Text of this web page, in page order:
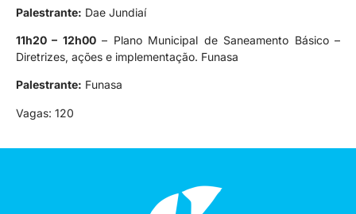
Palestrante: Dae Jundiaí
11h20 – 12h00– Plano Municipal de Saneamento Básico –
Diretrizes, ações e implementação. Funasa
Palestrante: Funasa
Vagas: 120